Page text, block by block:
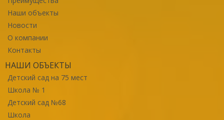
Наши объекты
Новости
О компании
Контакты
НАШИ ОБЪЕКТЫ
Детский сад на 75 мест
Школа № 1
Детский сад №68
Школа